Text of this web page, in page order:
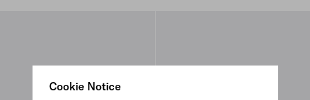
Cookie Notice